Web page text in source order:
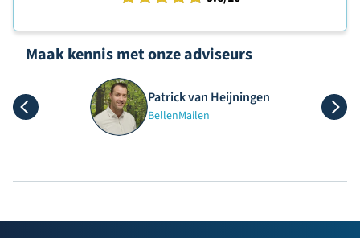
Maak kennis met onze adviseurs
Patrick van Heijningen
BellenMailen